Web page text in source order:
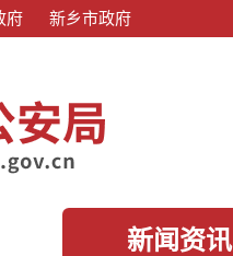
府 新乡市政府
新闻资讯